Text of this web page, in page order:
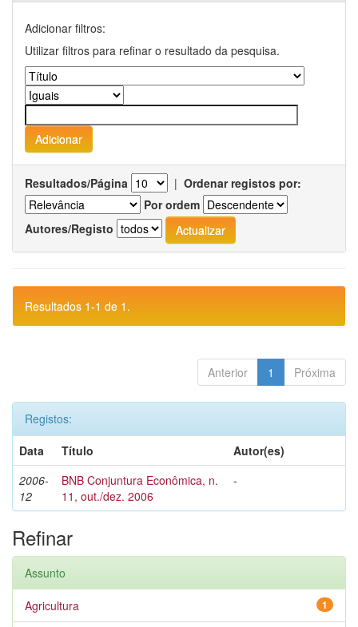
Adicionar filtros:
Utilizar filtros para refinar o resultado da pesquisa.
Resultados/Página | Ordenar registos por:
Por ordem
Autores/Registo
Resultados 1-1 de 1.
Anterior 1 Próxima
Registos:
Data
Título
Autor(es)
2006-
12
BNB Conjuntura Econômica, n.
11, out./dez. 2006
-
Refinar
Assunto
1
Agricultura